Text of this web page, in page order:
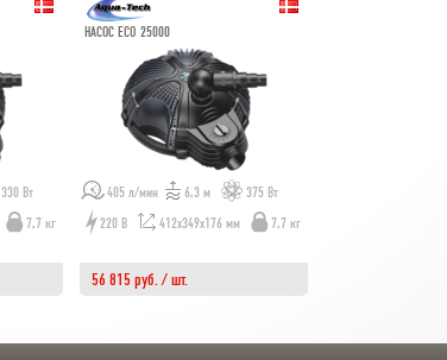
330 Вт
7,7 кг
НАСОС ECO 25000
405 л/мин 6,3 м
375 Вт
220 В
412x349x176 мм 7,7 кг
56 815 руб. / шт.